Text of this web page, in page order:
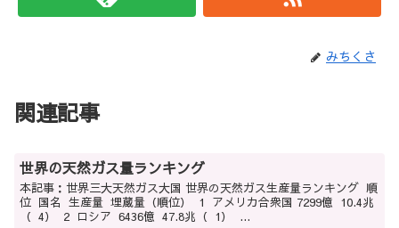
みちくさ
関連記事
世界の天然ガス量ランキング
本記事：世界三大天然ガス大国 世界の天然ガス生産量ランキング 順
位 国名 生産量 埋蔵量（順位） 1 アメリカ合衆国 7299億 10.4兆
（ 4） 2 ロシア 6436億 47.8兆（ 1） ...